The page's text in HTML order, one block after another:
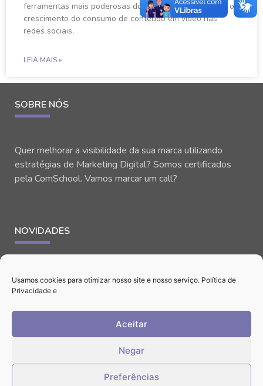
Usamos cookies para otimizar nosso site e nosso serviço. Política de
Privacidade e
Aceitar
Negar
Preferências
ferramentas mais poderosas do marketing digital. Com o
crescimento do consumo de conteúdo em vídeo nas
redes sociais,
LEIA MAIS »
SOBRE NÓS
Quer melhorar a visibilidade da sua marca utilizando
estratégias de Marketing Digital? Somos certificados
pela ComSchool. Vamos marcar um call?
NOVIDADES